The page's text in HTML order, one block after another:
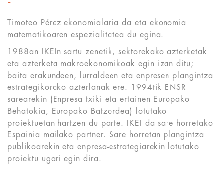
Timoteo Pérez ekonomialaria da eta ekonomia
matematikoaren espezialitatea du egina.
1988an IKEIn sartu zenetik, sektorekako azterketak
eta azterketa makroekonomikoak egin izan ditu;
baita erakundeen, lurraldeen eta enpresen plangintza
estrategikorako azterlanak ere. 1994tik ENSR
sarearekin (Enpresa txiki eta ertainen Europako
Behatokia, Europako Batzordea) lotutako
proiektuetan hartzen du parte. IKEI da sare horretako
Espainia mailako partner. Sare horretan plangintza
publikoarekin eta enpresa-estrategiarekin lotutako
proiektu ugari egin dira.